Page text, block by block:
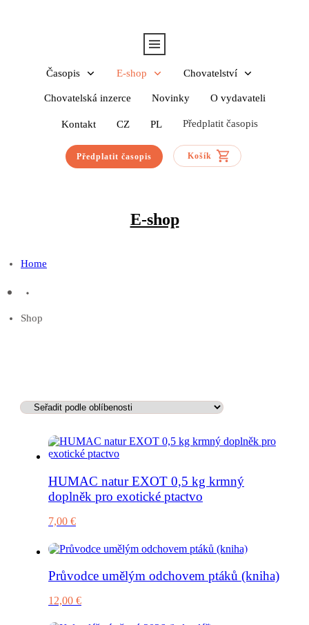
Časopis E-shop Chovatelství
Chovatelská inzerce Novinky O vydavateli
Kontakt CZ PL Předplatit časopis
Předplatit časopis Košík
E-shop
Home
Shop
HUMAC natur EXOT 0,5 kg krmný
doplněk pro exotické ptactvo
7,00 €
Průvodce umělým odchovem ptáků (kniha)
12,00 €